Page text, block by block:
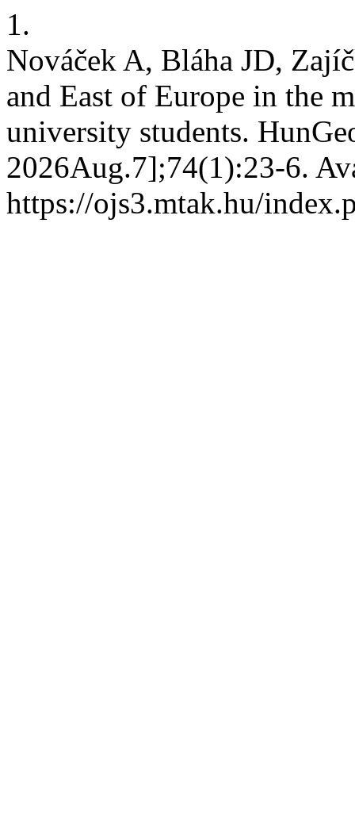
1.
Nováček A, Bláha JD,
and East of Europe in the
university students.
2026Aug.7];74(1):23-6.
https://ojs3.mtak.hu/